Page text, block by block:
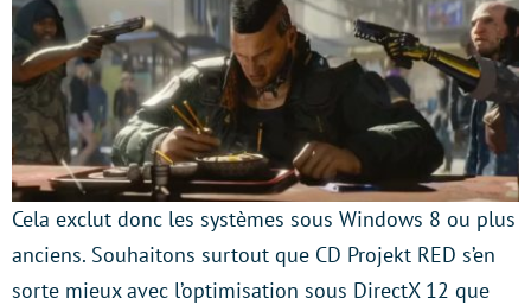
Cela exclut donc les systèmes sous Windows 8 ou plus
anciens. Souhaitons surtout que CD Projekt RED s’en
sorte mieux avec l’optimisation sous DirectX 12 que